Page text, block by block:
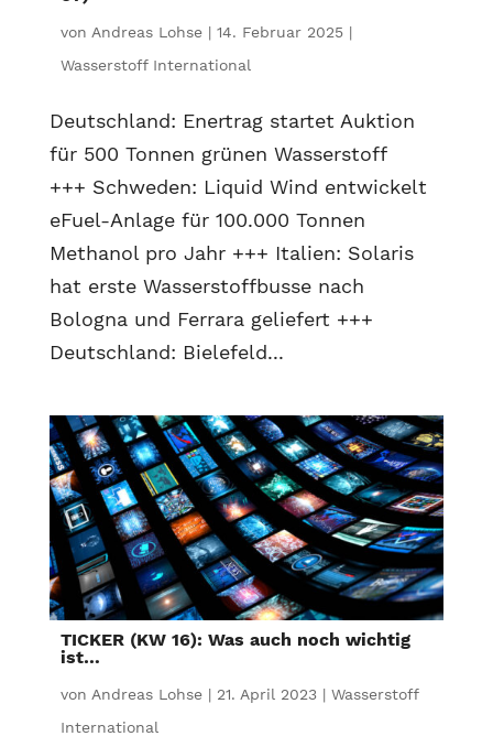
von Andreas Lohse| 14. Februar 2025|
Wasserstoff International
Deutschland: Enertrag startet Auktion
für 500 Tonnen grünen Wasserstoff
+++ Schweden: Liquid Wind entwickelt
eFuel-Anlage für 100.000 Tonnen
Methanol pro Jahr +++ Italien: Solaris
hat erste Wasserstoffbusse nach
Bologna und Ferrara geliefert +++
Deutschland: Bielefeld...
TICKER (KW 16): Was auch noch wichtig
ist…
von Andreas Lohse| 21. April 2023| Wasserstoff
International